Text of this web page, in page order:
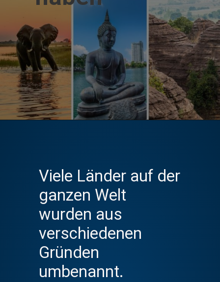
Viele Länder auf der
ganzen Welt
wurden aus
verschiedenen
Gründen
umbenannt.